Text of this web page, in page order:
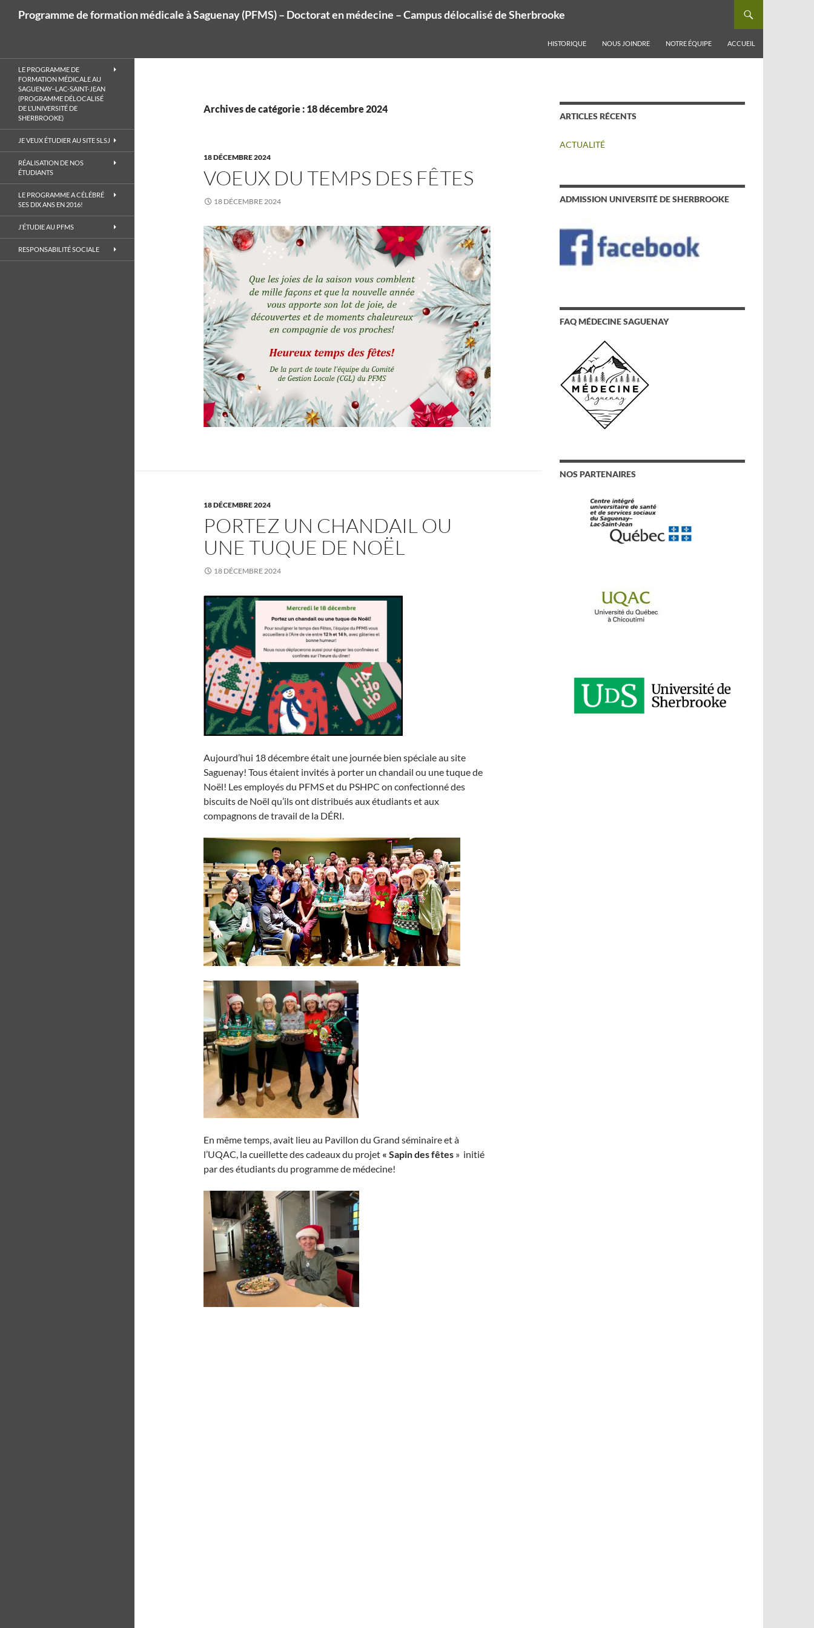
Programme de formation médicale à Saguenay (PFMS) – Doctorat en médecine – Campus délocalisé de Sherbrooke
HISTORIQUE
NOUS JOINDRE NOTRE ÉQUIPE ACCUEIL
Archives de catégorie : 18 décembre 2024
18 DÉCEMBRE 2024
VOEUX DU TEMPS DES FÊTES
18 DÉCEMBRE 2024
18 DÉCEMBRE 2024
PORTEZ UN CHANDAIL OU
UNE TUQUE DE NOËL
18 DÉCEMBRE 2024
Aujourd’hui 18 décembre était une journée bien spéciale au site
Saguenay! Tous étaient invités à porter un chandail ou une tuque de
Noël! Les employés du PFMS et du PSHPC on confectionné des
biscuits de Noël qu’ils ont distribués aux étudiants et aux
compagnons de travail de la DÉRI.
En même temps, avait lieu au Pavillon du Grand séminaire et à
l’UQAC, la cueillette des cadeaux du projet « Sapin des fêtes » initié
par des étudiants du programme de médecine!
ARTICLES RÉCENTS
ACTUALITÉ
ADMISSION UNIVERSITÉ DE SHERBROOKE
FAQ MÉDECINE SAGUENAY
NOS PARTENAIRES
LE PROGRAMME DE
FORMATION MÉDICALE AU
SAGUENAY–LAC-SAINT-JEAN
(PROGRAMME DÉLOCALISÉ
DE L’UNIVERSITÉ DE
SHERBROOKE)
JE VEUX ÉTUDIER AU SITE SLSJ
RÉALISATION DE NOS
ÉTUDIANTS
LE PROGRAMME A CÉLÉBRÉ
SES DIX ANS EN 2016!
J’ÉTUDIE AU PFMS
RESPONSABILITÉ SOCIALE